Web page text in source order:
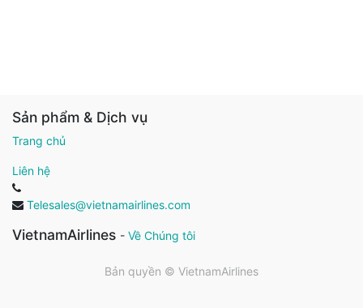
Sản phẩm & Dịch vụ
Trang chủ
Liên hệ
Telesales@vietnamairlines.com
VietnamAirlines - Về Chúng tôi
Bản quyền © VietnamAirlines